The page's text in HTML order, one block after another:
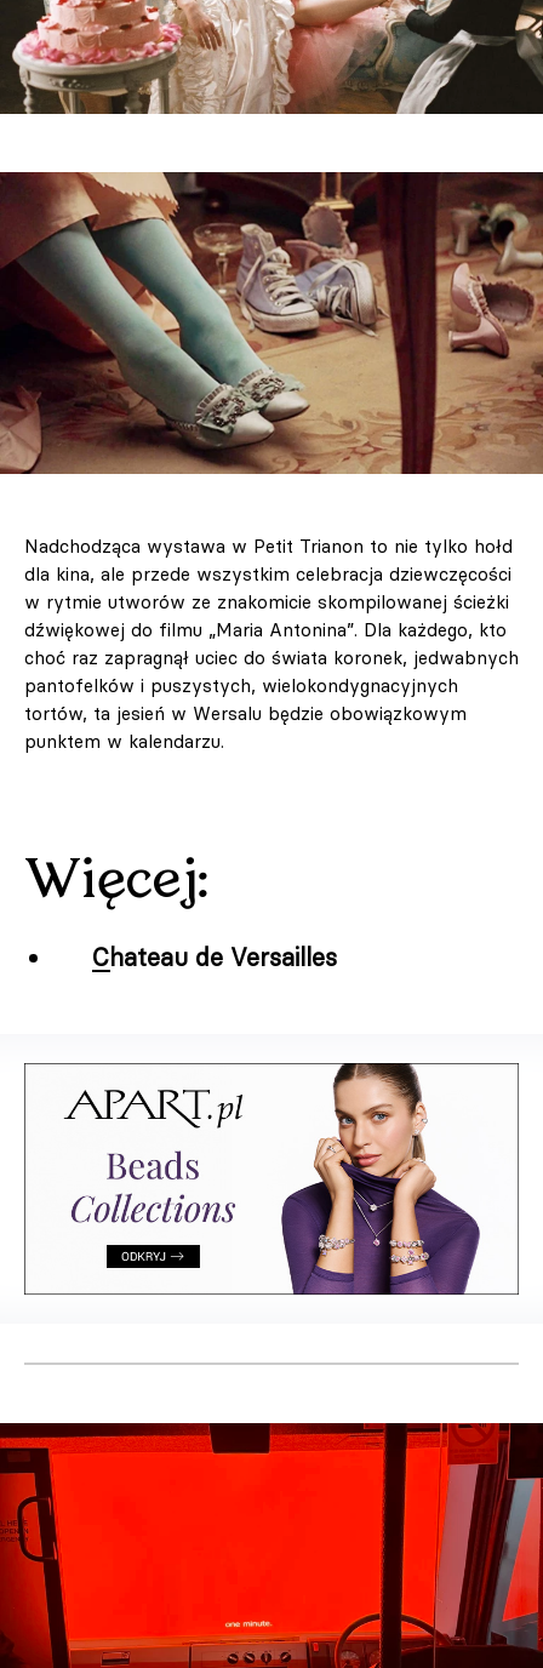
Nadchodząca wystawa w Petit Trianon to nie tylko hołd
dla kina, ale przede wszystkim celebracja dziewczęcości
w rytmie utworów ze znakomicie skompilowanej ścieżki
dźwiękowej do filmu „Maria Antonina”. Dla każdego, kto
choć raz zapragnął uciec do świata koronek, jedwabnych
pantofelków i puszystych, wielokondygnacyjnych
tortów, ta jesień w Wersalu będzie obowiązkowym
punktem w kalendarzu.
Więcej:
Chateau de Versailles